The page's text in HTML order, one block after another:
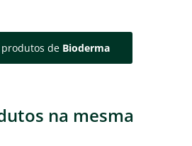
de Bioderma
na mesma